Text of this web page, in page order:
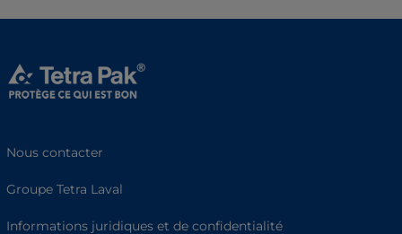
Nous contacter
Groupe Tetra Laval
Informations juridiques et de confidentialité